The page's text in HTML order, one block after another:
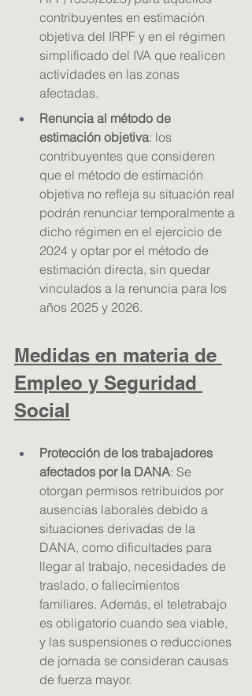
contribuyentes en estimación
objetiva del IRPF y en el régimen
simplificado del IVA que realicen
actividades en las zonas
afectadas.
Renuncia al método de
estimación objetiva: los
contribuyentes que consideren
que el método de estimación
objetiva no refleja su situación real
podrán renunciar temporalmente a
dicho régimen en el ejercicio de
2024 y optar por el método de
estimación directa, sin quedar
vinculados a la renuncia para los
años 2025 y 2026.
Medidas en materia de
Empleo y Seguridad
Social
Protección de los trabajadores
afectados por la DANA: Se
otorgan permisos retribuidos por
ausencias laborales debido a
situaciones derivadas de la
DANA, como dificultades para
llegar al trabajo, necesidades de
traslado, o fallecimientos
familiares. Además, el teletrabajo
es obligatorio cuando sea viable,
y las suspensiones o reducciones
de jornada se consideran causas
de fuerza mayor.